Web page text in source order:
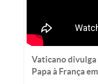
Vaticano divulga
Papa à França